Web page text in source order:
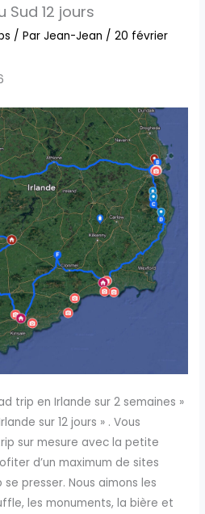
Sud 12 jours
/ ParJean-Jean /20 février
trip en Irlande sur 2 semaines »
sur 12 jours » . Vous
sur mesure avec la petite
d’un maximum de sites
se presser. Nous aimons les
les monuments, la bière et